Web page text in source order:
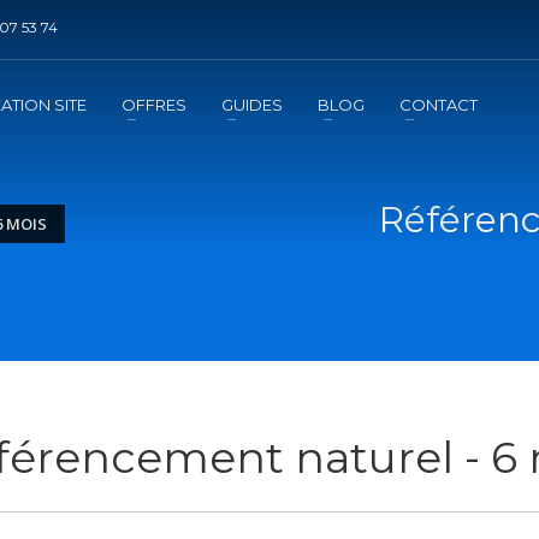
REFERENCEMENT ?
53 74
SITE OFFRES GUIDES BLOG CONTACT
MOIS
naturel - 6